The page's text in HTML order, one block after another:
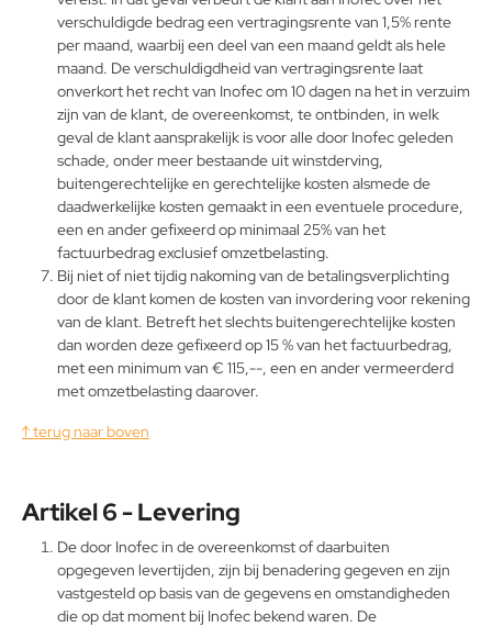
verschuldigde bedrag een vertragingsrente van 1,5% rente
per maand, waarbij een deel van een maand geldt als hele
maand. De verschuldigdheid van vertragingsrente laat
onverkort het recht van Inofec om 10 dagen na het in verzuim
zijn van de klant, de overeenkomst, te ontbinden, in welk
geval de klant aansprakelijk is voor alle door Inofec geleden
schade, onder meer bestaande uit winstderving,
buitengerechtelijke en gerechtelijke kosten alsmede de
daadwerkelijke kosten gemaakt in een eventuele procedure,
een en ander gefixeerd op minimaal 25% van het
factuurbedrag exclusief omzetbelasting.
Bij niet of niet tijdig nakoming van de betalingsverplichting
door de klant komen de kosten van invordering voor rekening
van de klant. Betreft het slechts buitengerechtelijke kosten
dan worden deze gefixeerd op 15 % van het factuurbedrag,
met een minimum van € 115,--, een en ander vermeerderd
met omzetbelasting daarover.
↑ terug naar boven
Artikel 6 - Levering
De door Inofec in de overeenkomst of daarbuiten
opgegeven levertijden, zijn bij benadering gegeven en zijn
vastgesteld op basis van de gegevens en omstandigheden
die op dat moment bij Inofec bekend waren. De